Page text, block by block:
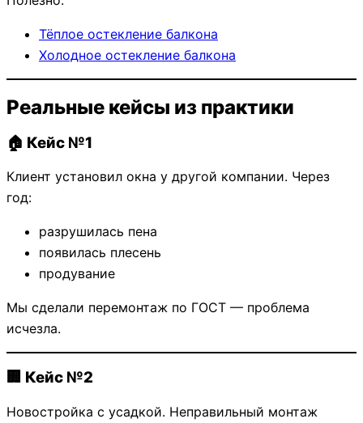
Тёплое остекление балкона
Холодное остекление балкона
Реальные кейсы из практики
🏠 Кейс №1
Клиент установил окна у другой компании. Через
год:
разрушилась пена
появилась плесень
продувание
Мы сделали перемонтаж по ГОСТ — проблема
исчезла.
🏢 Кейс №2
Новостройка с усадкой. Неправильный монтаж